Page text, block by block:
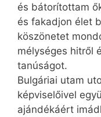
és bátorítottam
és fakadjon élet
köszönetet
mélységes hitről
tanúságot.
Bulgáriai utam
képviselőivel
ajándékáért